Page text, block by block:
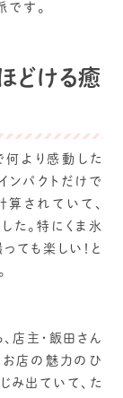
です。
どける癒
何より感動した
ンパクトだけで
されていて、
た。特にくま氷
ても楽しい！と
店主・飯田さん
店の魅力のひ
み出ていて、た